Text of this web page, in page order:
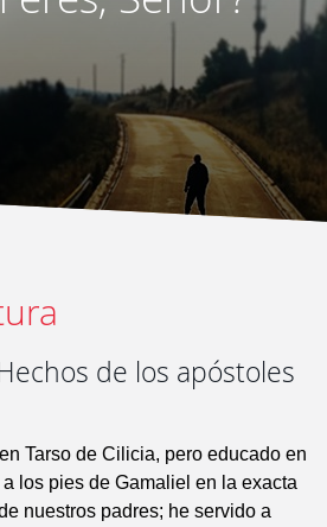
de los apóstoles
Tarso de Cilicia, pero educado en
los pies de Gamaliel en la exacta
nuestros padres; he servido a